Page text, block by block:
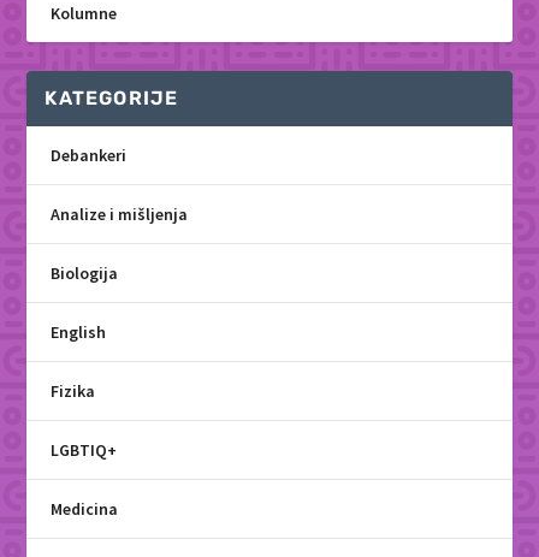
Kolumne
KATEGORIJE
Debankeri
Analize i mišljenja
Biologija
English
Fizika
LGBTIQ+
Medicina